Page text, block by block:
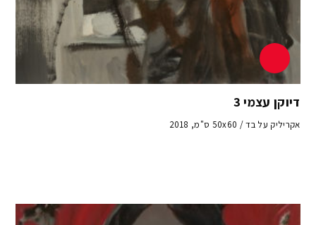
דיוקן עצמי 3
אקריליק על בד / 50x60 ס"מ, 2018